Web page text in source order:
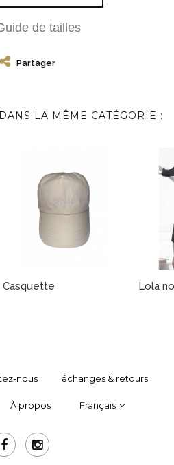
de tailles
Partager
LA MÊME CATÉGORIE :
Casquette Lola
nous échanges & retours
À propos Français